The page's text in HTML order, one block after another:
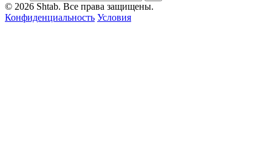
© 2026 Shtab. Все права защищены.
Конфиденциальность Условия